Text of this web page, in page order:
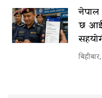
नेपाल
छ